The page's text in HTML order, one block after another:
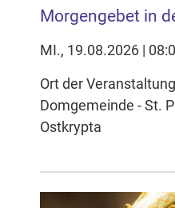
Morgengebet in
MI., 19.08.2026 |
Ort der
Domgemeinde - St.
Ostkrypta